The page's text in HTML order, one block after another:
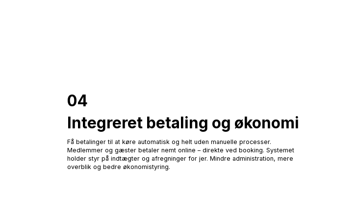
04
Integreret betaling og økonomi
Få betalinger til at køre automatisk og helt uden manuelle processer.
Medlemmer og gæster betaler nemt online – direkte ved booking. Systemet
holder styr på indtægter og afregninger for jer. Mindre administration, mere
overblik og bedre økonomistyring.